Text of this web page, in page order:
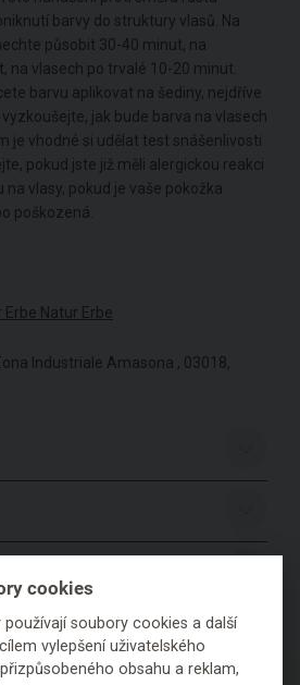
barvy do struktury vlasů. Na
působit 30-40 minut, na
na vlasech po trvalé 10-20 minut.
barvu aplikovat na šediny, nejdříve
jak bude barva na vlasech
je vhodné si udělat test snášenlivosti
pokud jste již měli alergickou reakci
na vlasy, pokud je vaše pokožka
poškozená.
Erbe Natur Erbe
Industriale Amasona , 03018,
cookies
soubory cookies a další
vylepšení uživatelského
obsahu a reklam,